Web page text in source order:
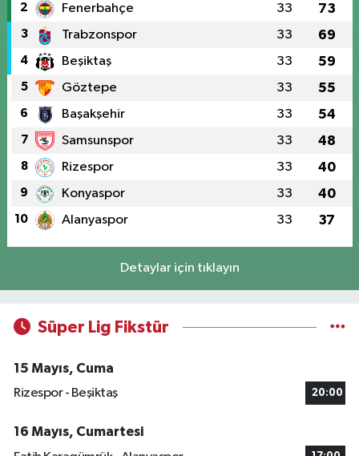
2 Fenerbahçe 33 73
3 Trabzonspor 33 69
4 Beşiktaş 33 59
5 Göztepe 33 55
6 Başakşehir 33 54
7 Samsunspor 33 48
8 Rizespor 33 40
9 Konyaspor 33 40
10 Alanyaspor 33 37
Detaylar için tıklayın
Süper Lig Fikstür
15 Mayıs, Cuma
Rizespor - Beşiktaş
20:00
16 Mayıs, Cumartesi